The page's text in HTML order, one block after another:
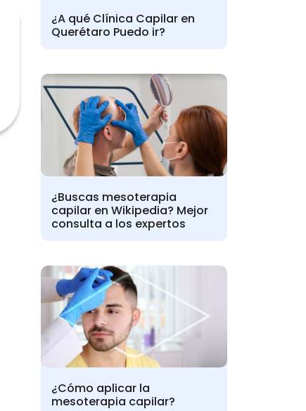
¿A qué Clínica Capilar en
Querétaro Puedo ir?
¿Buscas mesoterapia
capilar en Wikipedia? Mejor
consulta a los expertos
¿Cómo aplicar la
mesoterapia capilar?